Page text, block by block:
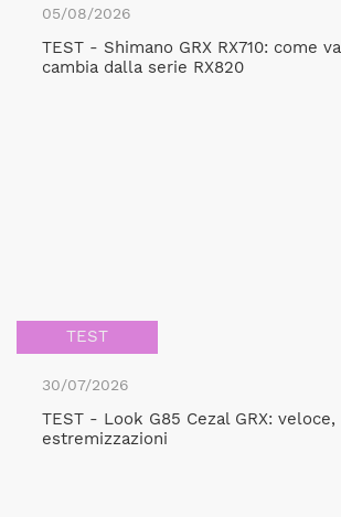
05/08/2026
TEST - Shimano GRX RX710: come
cambia dalla serie RX820
TEST
30/07/2026
TEST - Look G85 Cezal GRX: veloce,
estremizzazioni